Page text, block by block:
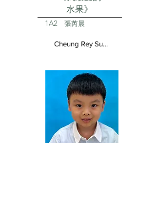
水果》
1A2 張芮晨
Cheung Rey Sun Vivienne